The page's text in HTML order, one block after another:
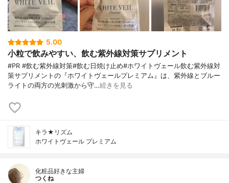
5.00
小粒で飲みやすい、飲む紫外線対策サプリメント
#PR #飲む紫外線対策#飲む日焼け止め#ホワイトヴェール飲む紫外線対
策サプリメントの『ホワイトヴェールプレミアム』は、紫外線とブルー
ライトの両方の光刺激から守…続きを見る
キラ★リズム
ホワイトヴェール プレミアム
化粧品好きな主婦
つくね